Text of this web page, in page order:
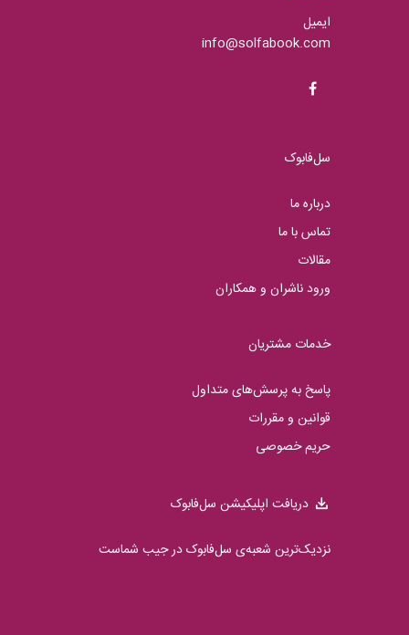
ایمیل
info@solfabook.com
سل‌فابوک
درباره ما
تماس با ما
مقالات
ورود ناشران و همکاران
خدمات مشتریان
پاسخ به پرسش‌های متداول
قوانین و مقررات
حریم خصوصی
دریافت اپلیکیشن سل‌فابوک
نزدیک‌ترین شعبه‌ی سل‌فابوک در جیب شماست